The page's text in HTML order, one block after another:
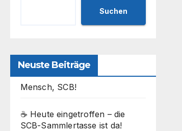
Suchen
Neuste Beiträge
Mensch, SCB!
☕ Heute eingetroffen – die
SCB-Sammlertasse ist da!